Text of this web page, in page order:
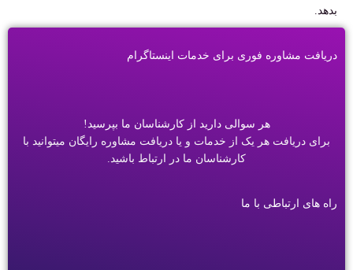
بدهد.
دریافت مشاوره فوری برای خدمات اینستاگرام
هر سوالی دارید از کارشناسان ما بپرسید!
برای دریافت هر یک از خدمات و یا دریافت مشاوره رایگان میتوانید با
کارشناسان ما در ارتباط باشید.
راه های ارتباطی با ما